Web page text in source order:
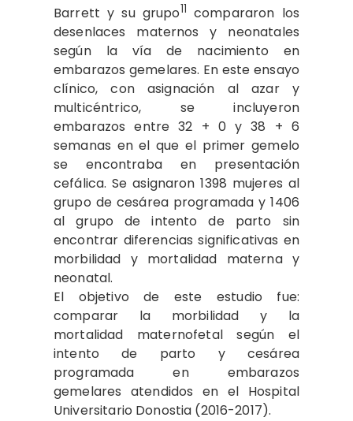
Barrett y su grupo11 compararon los
desenlaces maternos y neonatales
según la vía de nacimiento en
embarazos gemelares. En este ensayo
clínico, con asignación al azar y
multicéntrico, se incluyeron
embarazos entre 32 + 0 y 38 + 6
semanas en el que el primer gemelo
se encontraba en presentación
cefálica. Se asignaron 1398 mujeres al
grupo de cesárea programada y 1406
al grupo de intento de parto sin
encontrar diferencias significativas en
morbilidad y mortalidad materna y
neonatal.
El objetivo de este estudio fue:
comparar la morbilidad y la
mortalidad maternofetal según el
intento de parto y cesárea
programada en embarazos
gemelares atendidos en el Hospital
Universitario Donostia (2016-2017).